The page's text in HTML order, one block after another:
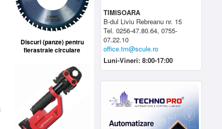
Discuri (panze) pentru
fierastraie circulare
TIMISOARA
B-dul Liviu Rebreanu nr. 15
Tel. 0256-47.80.64, 0755-
07.22.10
office.tm@scule.ro
Luni-Vineri: 8:00-17:00